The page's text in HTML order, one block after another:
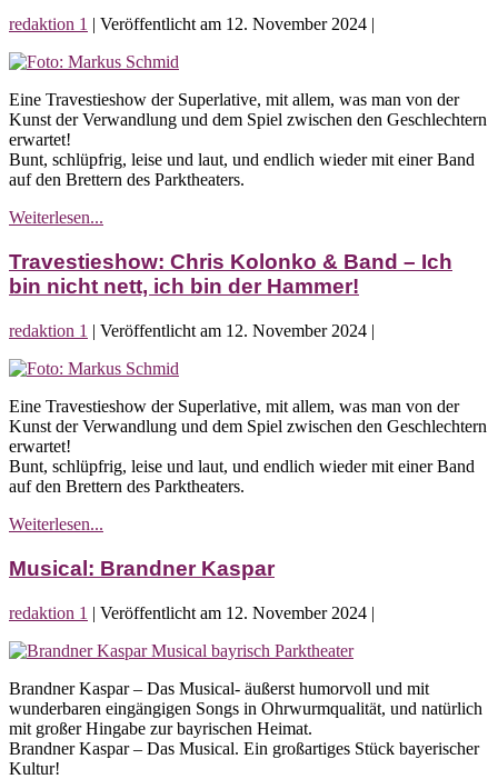
redaktion 1 | Veröffentlicht am 12. November 2024 |
Travestieshow:
Kolonko
&
Band
–
Ich
nicht
ich
bin
der
Hammer!
Eine Travestieshow der Superlative, mit allem, was man von der
Kunst der Verwandlung und dem Spiel zwischen den Geschlechtern
erwartet!
Bunt, schlüpfrig, leise und laut, und endlich wieder mit einer Band
auf den Brettern des Parktheaters.
Weiterlesen...
Kolonko
&
Band
Ich
nicht
nett,
ich
bin
der
Hammer!
Travestieshow: Chris Kolonko & Band – Ich
bin nicht nett, ich bin der Hammer!
redaktion 1 | Veröffentlicht am 12. November 2024 |
Travestieshow:
Kolonko
&
Band
–
Ich
nicht
ich
der
Hammer!
Eine Travestieshow der Superlative, mit allem, was man von der
Kunst der Verwandlung und dem Spiel zwischen den Geschlechtern
erwartet!
Bunt, schlüpfrig, leise und laut, und endlich wieder mit einer Band
auf den Brettern des Parktheaters.
Weiterlesen...
Kolonko
&
Band
–
Ich
bin
nicht
nett,
ich
bin
der
Musical: Brandner Kaspar
redaktion 1 | Veröffentlicht am 12. November 2024 |
Musical:
Kaspar
Brandner Kaspar – Das Musical- äußerst humorvoll und mit
wunderbaren eingängigen Songs in Ohrwurmqualität, und natürlich
mit großer Hingabe zur bayrischen Heimat.
Brandner Kaspar – Das Musical. Ein großartiges Stück bayerischer
Kultur!